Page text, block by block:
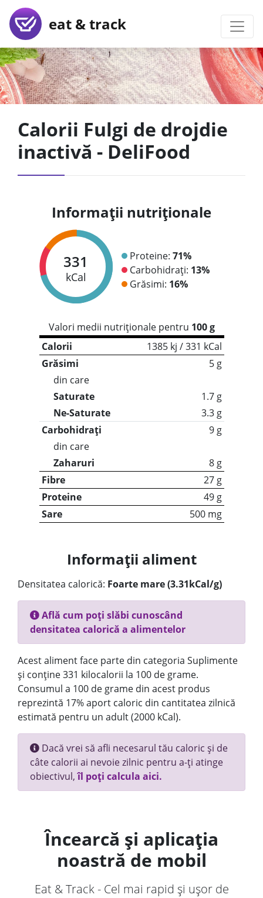
eat & track
Calorii Fulgi de drojdie
inactivă - DeliFood
Informații nutriționale
331
kCal
Proteine: 71%
Carbohidrați: 13%
Grăsimi: 16%
Valori medii nutriționale pentru 100 g
Calorii
1385 kj / 331 kCal
Grăsimi
5 g
din care
Saturate
1.7 g
Ne-Saturate
3.3 g
Carbohidrați
9 g
din care
Zaharuri
8 g
Fibre
27 g
Proteine
49 g
Sare
500 mg
Informații aliment
Densitatea calorică: Foarte mare (3.31kCal/g)
Află cum poți slăbi cunoscând
densitatea calorică a alimentelor
Acest aliment face parte din categoria Suplimente
și conține 331 kilocalorii la 100 de grame.
Consumul a 100 de grame din acest produs
reprezintă 17% aport caloric din cantitatea zilnică
estimată pentru un adult (2000 kCal).
Dacă vrei să afli necesarul tău caloric și de
câte calorii ai nevoie zilnic pentru a-ți atinge
obiectivul,îl poți calcula aici.
Încearcă și aplicația
noastră de mobil
Eat & Track - Cel mai rapid și ușor de